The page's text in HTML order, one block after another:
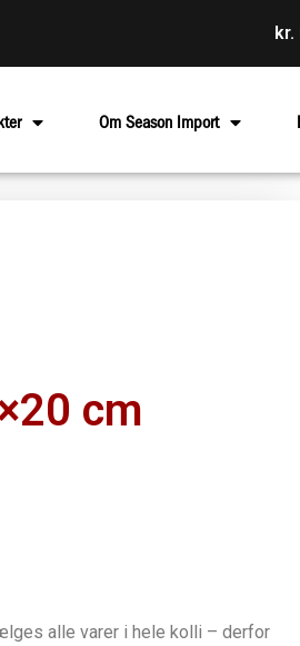
kr.
Om Season Import
cm
alle varer i hele kolli – derfor